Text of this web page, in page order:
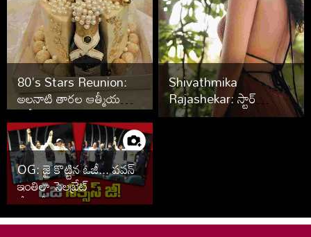
80's Stars Reunion:
అలనాటి తారల ఆత్మీయ
సమ్మేళనం
Shivathmika
Rajashekar: స్టార్
వారసురాలు.. అందాల
OG: జై కొట్టిన ఓజీ... పవన్
ఇంతిలా సెలబ్రేట్
చేసుకోవడం ఇంతకు ముందు
చూశారా